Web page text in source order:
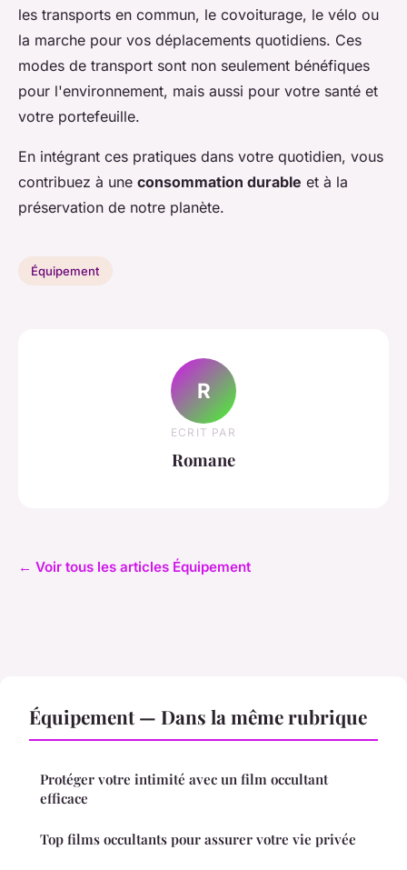
les transports en commun, le covoiturage, le vélo ou
la marche pour vos déplacements quotidiens. Ces
modes de transport sont non seulement bénéfiques
pour l'environnement, mais aussi pour votre santé et
votre portefeuille.
En intégrant ces pratiques dans votre quotidien, vous
contribuez à une consommation durable et à la
préservation de notre planète.
Équipement
R
ECRIT PAR
Romane
← Voir tous les articles Équipement
Équipement — Dans la même rubrique
Protéger votre intimité avec un film occultant
efficace
Top films occultants pour assurer votre vie privée